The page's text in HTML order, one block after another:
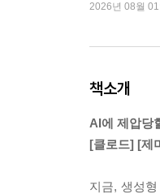
2026년 08월
책소개
AI에 제압당
[클로드] [제
지금, 생성